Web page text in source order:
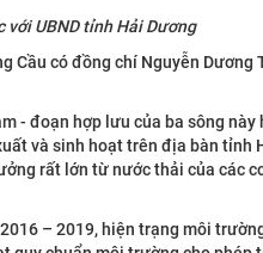
với UBND tỉnh Hải Dương
có đồng chí Nguyễn Dương
- đoạn hợp lưu của ba sông
và sinh hoạt trên địa bàn
rất lớn từ nước thải của các
– 2019, hiện trạng môi